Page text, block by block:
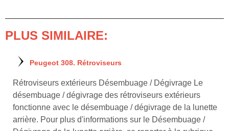
PLUS SIMILAIRE:
Peugeot 308. Rétroviseurs
Rétroviseurs extérieurs Désembuage / Dégivrage Le
désembuage / dégivrage des rétroviseurs extérieurs
fonctionne avec le désembuage / dégivrage de la lunette
arrière. Pour plus d'informations sur le Désembuage /